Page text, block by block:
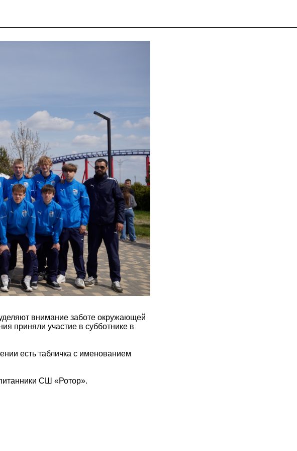
внимание заботе окружающей
приняли участие в субботнике в
есть табличка с именованием
СШ «Ротор».